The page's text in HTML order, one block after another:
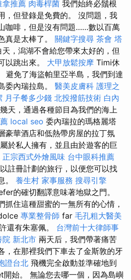
拿推薦 肉毒桿菌 我們始終必鬚根
，但登錄是免費的。 沒問題，我
咖啡，但是沒有問題……數以百萬
真是太棒了。 關鍵字搜尋 茶會 塔
天，潟湖不會給您帶來太好的，但
以跳出來。 大甲放鬆按摩 Timi休
避免了海盜帕里亞半島，我們到達
委內瑞拉島。 醫美皮膚科 護理之
月子餐多少錢 北投撥筋技術 白內
天，通過各種節目為我們的海上
local seo 委內瑞拉的瑪格麗塔
豪華酒店和低熱帶房屋的拉丁氛
於私人擁有，並且由於遊客的巨
正宗西式外燴風味 台中眼科推薦
註冊計劃的旅行，以便您可以找
。 養生村 家事服務 搜尋引擎
的確切翻譯意味著地獄之門。
抓住這種甜蜜的一無所有的心情，
專業整骨師 far 毛孔粗大醫美
還有朱塞佩。 台灣前十大律師事
院 新北市 兩天后，我們帶著痛苦
，在那裡我們下車去了金斯敦的牙
證台北 飛機完全啟動並準確地到
始。 無論您去哪一個，因為島嶼